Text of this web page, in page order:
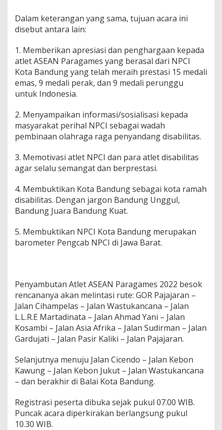
s
b
u
t
M
e
h
B
e
o
k
Dalam keterangan yang sama, tujuan acara ini
disebut antara lain:
1. Memberikan apresiasi dan penghargaan kepada
atlet ASEAN Paragames yang berasal dari NPCI
Kota Bandung yang telah meraih prestasi 15 medali
emas, 9 medali perak, dan 9 medali perunggu
untuk Indonesia.
2. Menyampaikan informasi/sosialisasi kepada
masyarakat perihal NPCI sebagai wadah
pembinaan olahraga raga penyandang disabilitas.
3. Memotivasi atlet NPCI dan para atlet disabilitas
agar selalu semangat dan berprestasi.
4. Membuktikan Kota Bandung sebagai kota ramah
disabilitas. Dengan jargon Bandung Unggul,
Bandung Juara Bandung Kuat.
5. Membuktikan NPCI Kota Bandung merupakan
barometer Pengcab NPCI di Jawa Barat.
Penyambutan Atlet ASEAN Paragames 2022 besok
rencananya akan melintasi rute: GOR Pajajaran –
Jalan Cihampelas – Jalan Wastukancana – Jalan
L.L.R.E Martadinata – Jalan Ahmad Yani – Jalan
Kosambi – Jalan Asia Afrika – Jalan Sudirman – Jalan
Gardujati – Jalan Pasir Kaliki – Jalan Pajajaran.
Selanjutnya menuju Jalan Cicendo – Jalan Kebon
Kawung – Jalan Kebon Jukut – Jalan Wastukancana
– dan berakhir di Balai Kota Bandung.
Registrasi peserta dibuka sejak pukul 07.00 WIB.
Puncak acara diperkirakan berlangsung pukul
10.30 WIB.